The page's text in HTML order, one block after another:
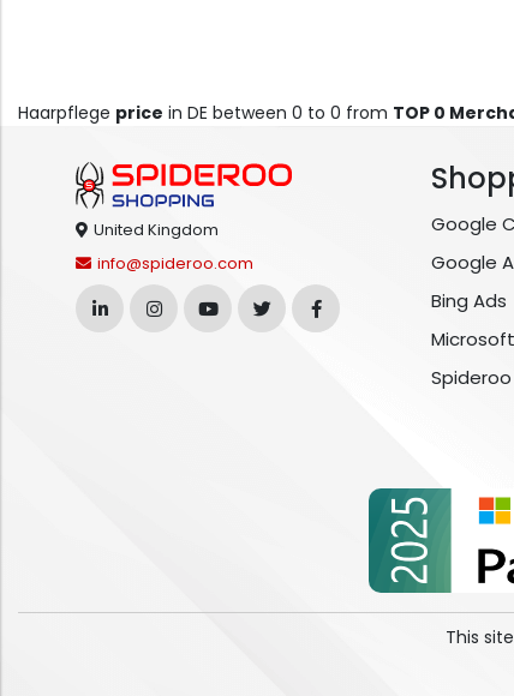
Haarpflege price in DE between 0 to 0 from TOP 0
United Kingdom
info@spideroo.com
Google
Google
Bing Ads
This